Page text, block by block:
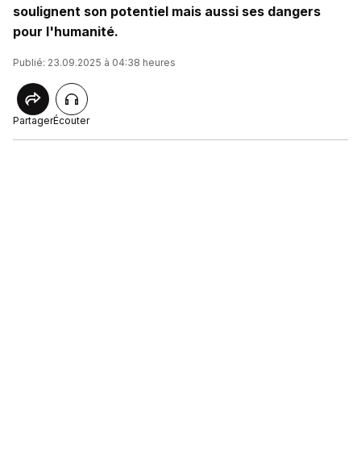
soulignent son potentiel mais aussi ses dangers
pour l'humanité.
Publié: 23.09.2025 à 04:38 heures
PartagerÉcouter